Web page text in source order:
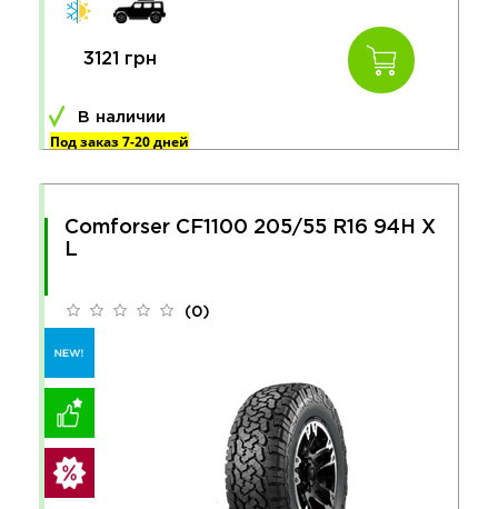
3121 грн
В наличии
Под заказ 7-20 дней
Comforser CF1100 205/55 R16 94H X
L
(0)